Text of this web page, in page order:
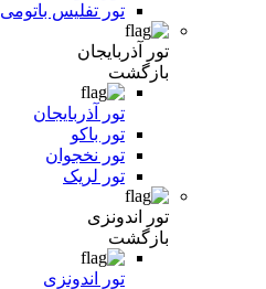
تور تفلیس باتومی
تور آذربایجان
بازگشت
تور آذربایجان
تور باکو
تور نخجوان
تور لریک
تور اندونزی
بازگشت
تور اندونزی